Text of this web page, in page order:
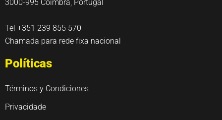
3000-995 Coimbra, Portugal
Tel +351 239 855 570
Chamada para rede fixa nacional
Políticas
Términos y Condiciones
Privacidade